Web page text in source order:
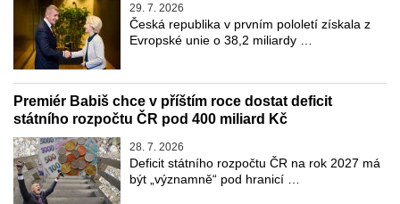
29. 7. 2026
Česká republika v prvním pololetí získala z
Evropské unie o 38,2 miliardy …
Premiér Babiš chce v příštím roce dostat deficit
státního rozpočtu ČR pod 400 miliard Kč
28. 7. 2026
Deficit státního rozpočtu ČR na rok 2027 má
být „významně“ pod hranicí …